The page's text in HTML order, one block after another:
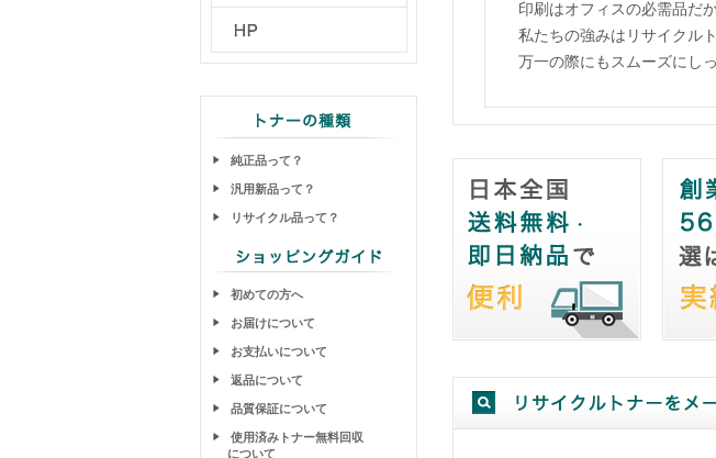
純正品って？
汎用新品って？
リサイクル品って？
初めての方へ
お届けについて
お支払いについて
返品について
品質保証について
使用済みトナー無料回収
について
印刷はオフィスの必需品だ
私たちの強みはリサイクル
万一の際にもスムーズにし